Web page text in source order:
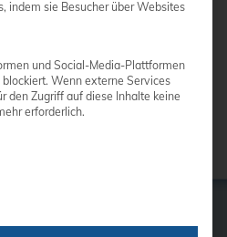
wird angezeigt
indem sie Besucher über Websites
und Social-Media-Plattformen
Wenn externe Services
den Zugriff auf diese Inhalte keine
erforderlich.